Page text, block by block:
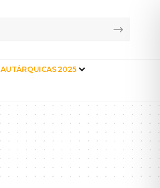
AUTÁRQUICAS 2025